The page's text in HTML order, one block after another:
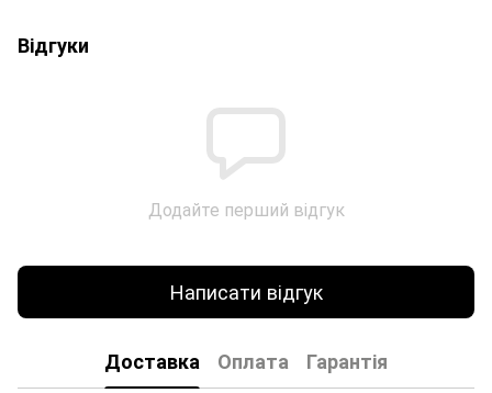
Відгуки
Додайте перший відгук
Написати відгук
Доставка Оплата Гарантія